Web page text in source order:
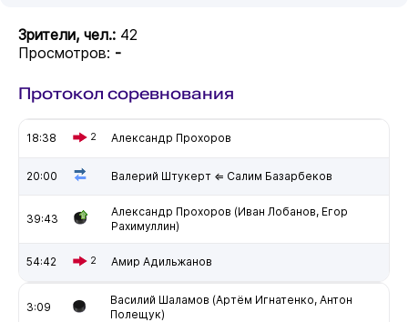
Зрители, чел.: 42
Просмотров: -
Протокол соревнования
18:38 2 Александр Прохоров
20:00 Валерий Штукерт ⇐ Салим Базарбеков
39:43
Александр Прохоров (Иван Лобанов, Егор
Рахимуллин)
54:42 2 Амир Адильжанов
3:09
Василий Шаламов (Артём Игнатенко, Антон
Полещук)